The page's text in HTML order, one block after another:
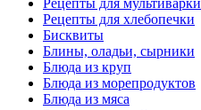
Рецепты для мультиварки
Рецепты для хлебопечки
Бисквиты
Блины, оладьи, сырники
Блюда из круп
Блюда из морепродуктов
Блюда из мяса